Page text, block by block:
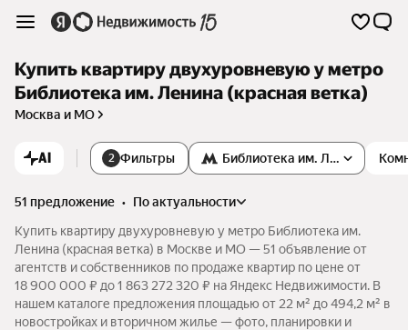
Купить квартиру двухуровневую у метро
Библиотека им. Ленина (красная ветка)
Москва и МО
AI 2 Фильтры Библиотека им. Ленина
51 предложение •
по актуальности
Купить квартиру двухуровневую у метро Библиотека им.
Ленина (красная ветка) в Москве и МО — 51 объявление от
агентств и собственников по продаже квартир по цене от
18 900 000 ₽ до 1 863 272 320 ₽ на Яндекс Недвижимости. В
нашем каталоге предложения площадью от 22 м² до 494,2 м² в
новостройках и вторичном жилье — фото, планировки и